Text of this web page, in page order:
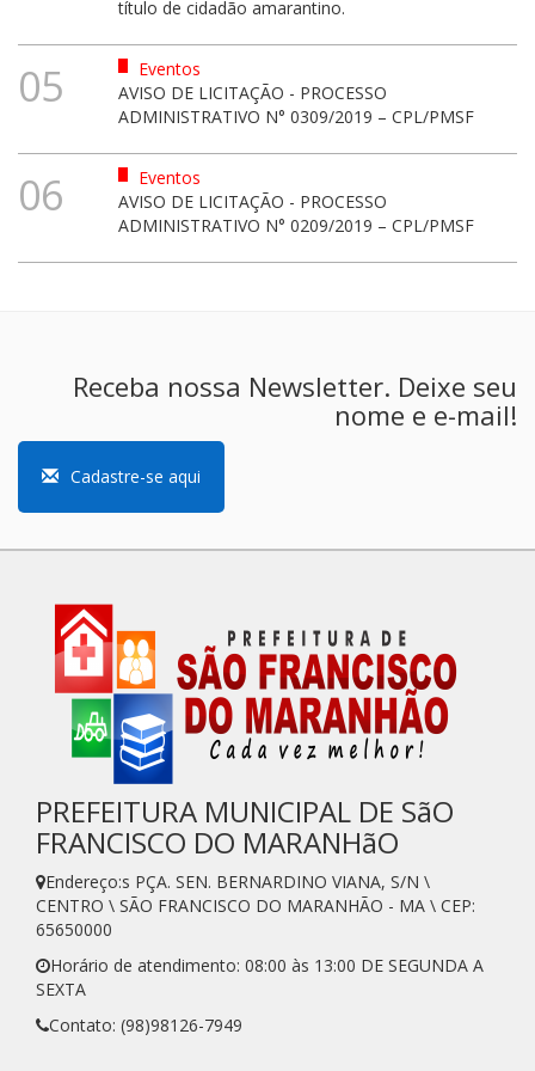
título de cidadão amarantino.
05
Eventos
AVISO DE LICITAÇÃO - PROCESSO
ADMINISTRATIVO N° 0309/2019 – CPL/PMSF
06
Eventos
AVISO DE LICITAÇÃO - PROCESSO
ADMINISTRATIVO N° 0209/2019 – CPL/PMSF
Receba nossa Newsletter. Deixe seu
nome e e-mail!
Cadastre-se aqui
PREFEITURA MUNICIPAL DE SãO
FRANCISCO DO MARANHãO
Endereço:s PÇA. SEN. BERNARDINO VIANA, S/N \
CENTRO \ SÃO FRANCISCO DO MARANHÃO - MA \ CEP:
65650000
Horário de atendimento: 08:00 às 13:00 DE SEGUNDA A
SEXTA
Contato: (98)98126-7949